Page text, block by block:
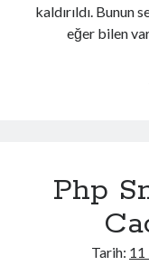
kaldırıldı. Bunun
eğer bilen
Php
Tarih: 11